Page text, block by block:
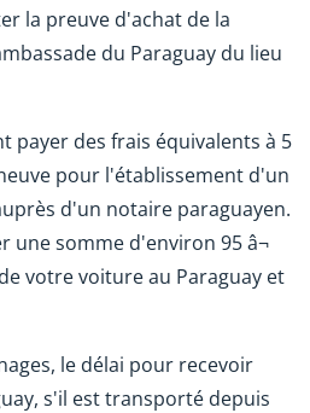
la preuve d'achat de la
du Paraguay du lieu
payer des frais équivalents à 5
pour l'établissement d'un
d'un notaire paraguayen.
une somme d'environ 95 â¬
votre voiture au Paraguay et
le délai pour recevoir
s'il est transporté depuis